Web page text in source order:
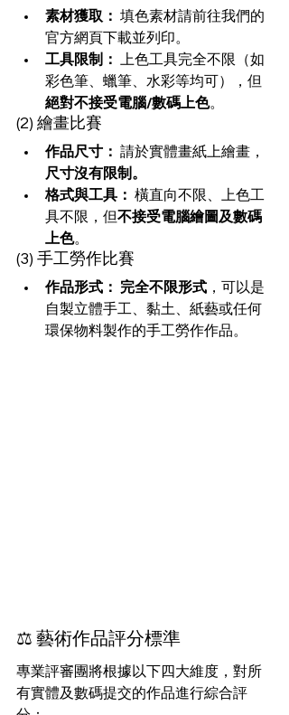
素材獲取： 填色素材請前往我們的
官方網頁下載並列印。
工具限制：
上色工具完全不限（如
彩色筆、蠟筆、水彩等均可），但
絕對不接受電腦/數碼上色。
(2) 繪畫比賽
作品尺寸： 請於實體畫紙上繪畫，
尺寸沒有限制。
格式與工具： 橫直向不限、上色工
具不限，但不接受電腦繪圖及數碼
上色。
(3) 手工勞作比賽
作品形式： 完全不限形式 ，可以是
自製立體手工、黏土、紙藝或任何
環保物料製作的手工勞作作品。
⚖️ 藝術作品評分標準
專業評審團將根據以下四大維度，對所
有實體及數碼提交的作品進行綜合評